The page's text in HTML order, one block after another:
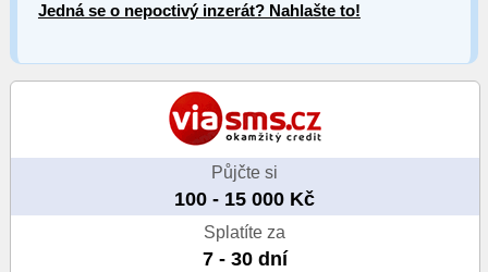
Jedná se o nepoctivý inzerát? Nahlašte to!
Půjčte si
100 - 15 000 Kč
Splatíte za
7 - 30 dní